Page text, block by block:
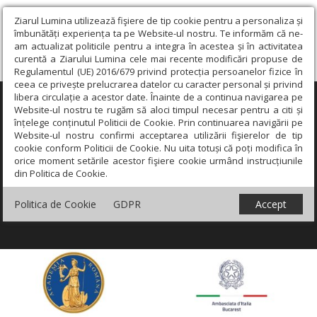
Ziarul Lumina utilizează fişiere de tip cookie pentru a personaliza și
îmbunătăți experiența ta pe Website-ul nostru. Te informăm că ne-
am actualizat politicile pentru a integra în acestea și în activitatea
curentă a Ziarului Lumina cele mai recente modificări propuse de
Regulamentul (UE) 2016/679 privind protecția persoanelor fizice în
ceea ce privește prelucrarea datelor cu caracter personal și privind
libera circulație a acestor date. Înainte de a continua navigarea pe
Website-ul nostru te rugăm să aloci timpul necesar pentru a citi și
înțelege conținutul Politicii de Cookie. Prin continuarea navigării pe
Website-ul nostru confirmi acceptarea utilizării fişierelor de tip
cookie conform Politicii de Cookie. Nu uita totuși că poți modifica în
orice moment setările acestor fişiere cookie urmând instrucțiunile
din Politica de Cookie.
Politica de Cookie GDPR Accept
×